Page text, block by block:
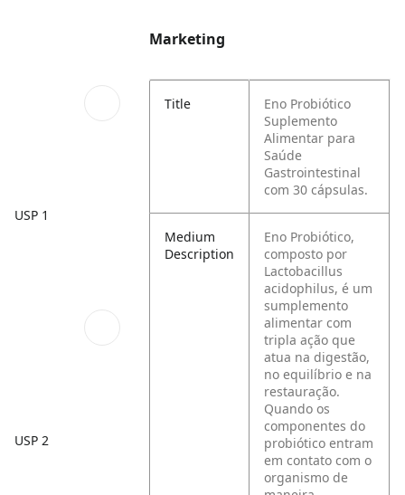
USP 1
USP 2
Marketing
Title
Eno Probiótico
Suplemento
Alimentar para
Saúde
Gastrointestinal
com 30 cápsulas.
Medium
Description
Eno Probiótico,
composto por
Lactobacillus
acidophilus, é um
sumplemento
alimentar com
tripla ação que
atua na digestão,
no equilíbrio e na
restauração.
Quando os
componentes do
probiótico entram
em contato com o
organismo de